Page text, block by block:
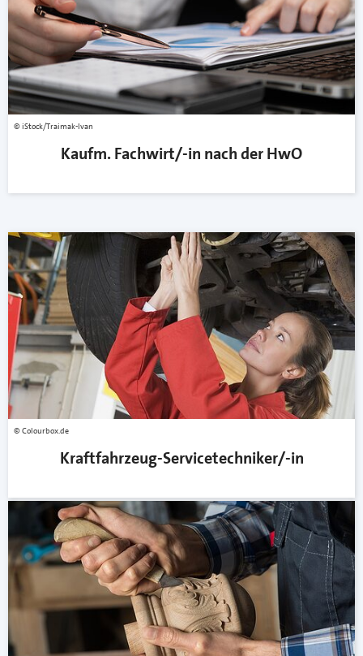
iStock/Traimak-Ivan
Kaufm. Fachwirt/-in nach der HwO
Colourbox.de
Kraftfahrzeug-Servicetechniker/-in